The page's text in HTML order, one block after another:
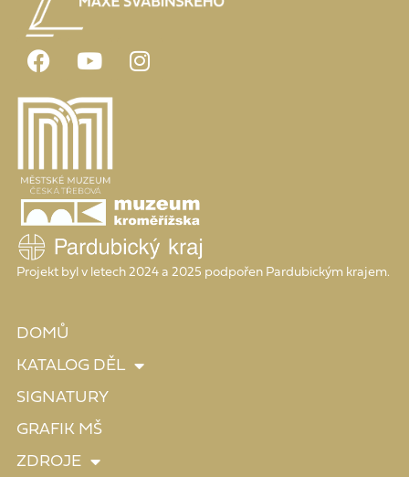
Projekt byl v letech 2024 a 2025 podpořen Pardubickým krajem.
DOMŮ
KATALOG DĚL
SIGNATURY
GRAFIK MŠ
ZDROJE